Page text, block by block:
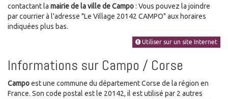
contactant la mairie de la ville de Campo: Vous pouvez la joindre
par courrier à l'adresse "Le Village 20142 CAMPO" aux horaires
indiquées plus bas.
Utiliser sur un site Internet
Informations sur Campo / Corse
Campoest une commune du département Corse de la région en
France. Son code postal est le 20142, il est utilisé par 2 autres